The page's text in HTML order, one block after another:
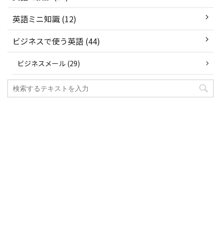
英語ミニ知識 (12)
ビジネスで使う英語 (44)
ビジネスメール (29)